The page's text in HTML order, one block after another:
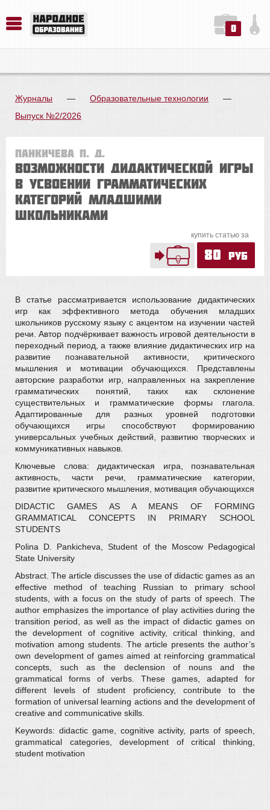
0
Журналы — Образовательные технологии
—
Выпуск №2/2026
Панкичева П. Д.
Возможности дидактической игры
в усвоении грамматических
категорий младшими
школьниками
купить статью за
80 руб
В статье рассматривается использование дидактических
игр как эффективного метода обучения младших
школьников русскому языку с акцентом на изучении частей
речи. Автор подчёркивает важность игровой деятельности в
переходный период, а также влияние дидактических игр на
развитие познавательной активности, критического
мышления и мотивации обучающихся. Представлены
авторские разработки игр, направленных на закрепление
грамматических понятий, таких как склонение
существительных и грамматические формы глагола.
Адаптированные для разных уровней подготовки
обучающихся игры способствуют формированию
универсальных учебных действий, развитию творческих и
коммуникативных навыков.
Ключевые слова: дидактическая игра, познавательная
активность, части речи, грамматические категории,
развитие критического мышления, мотивация обучающихся
DIDACTIC GAMES AS A MEANS OF FORMING
GRAMMATICAL CONCEPTS IN PRIMARY SCHOOL
STUDENTS
Polina D. Pankicheva, Student of the Moscow Pedagogical
State University
Abstract. The article discusses the use of didactic games as an
effective method of teaching Russian to primary school
students, with a focus on the study of parts of speech. The
author emphasizes the importance of play activities during the
transition period, as well as the impact of didactic games on
the development of cognitive activity, critical thinking, and
motivation among students. The article presents the author’s
own development of games aimed at reinforcing grammatical
concepts, such as the declension of nouns and the
grammatical forms of verbs. These games, adapted for
different levels of student proficiency, contribute to the
formation of universal learning actions and the development of
creative and communicative skills.
Keywords: didactic game, cognitive activity, parts of speech,
grammatical categories, development of critical thinking,
student motivation